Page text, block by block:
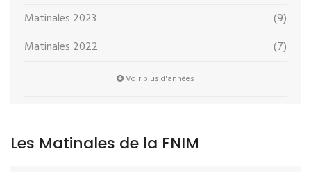
Matinales 2023
(9)
Matinales 2022
(7)
Voir plus d'années
Les Matinales de la FNIM